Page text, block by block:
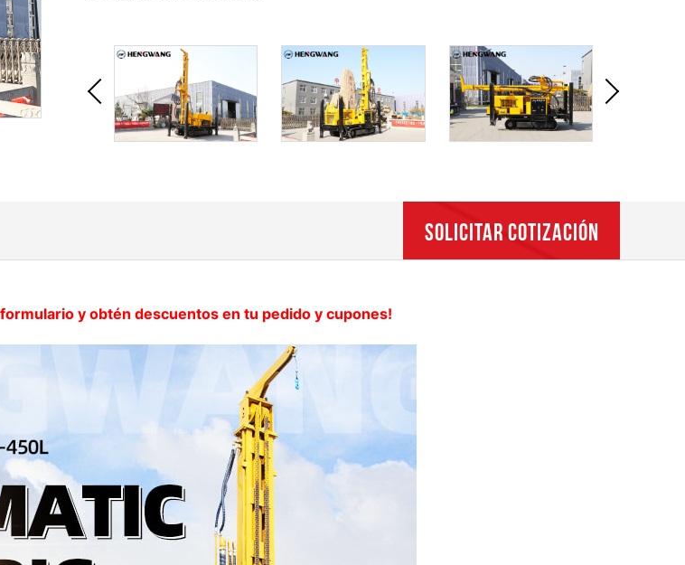
SOLICITAR COTIZACIÓN
y obtén descuentos en tu pedido y cupones!